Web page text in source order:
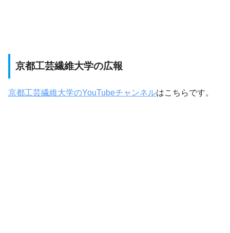
京都工芸繊維大学の広報
京都工芸繊維大学のYouTubeチャンネルはこちらです。